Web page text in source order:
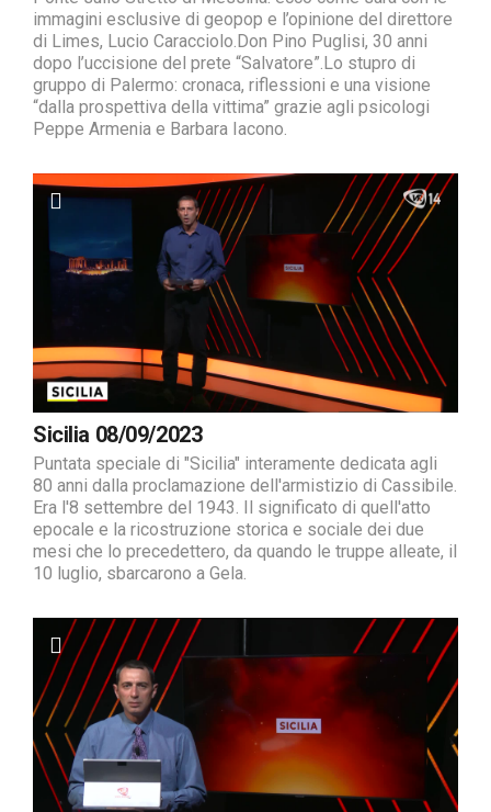
immagini esclusive di geopop e l’opinione del direttore
di Limes, Lucio Caracciolo.Don Pino Puglisi, 30 anni
dopo l’uccisione del prete “Salvatore”.Lo stupro di
gruppo di Palermo: cronaca, riflessioni e una visione
“dalla prospettiva della vittima” grazie agli psicologi
Peppe Armenia e Barbara Iacono.
Sicilia 08/09/2023
Puntata speciale di "Sicilia" interamente dedicata agli
80 anni dalla proclamazione dell'armistizio di Cassibile.
Era l'8 settembre del 1943. Il significato di quell'atto
epocale e la ricostruzione storica e sociale dei due
mesi che lo precedettero, da quando le truppe alleate, il
10 luglio, sbarcarono a Gela.